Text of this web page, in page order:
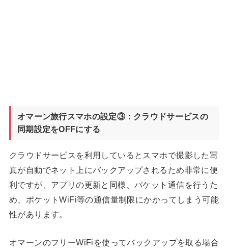
オマーン旅行スマホの設定③：クラウドサービスの
同期設定をOFFにする
クラウドサービスを利用しているとスマホで撮影した写
真が自動でネット上にバックアップされるため非常に便
利ですが、アプリの更新と同様、パケット通信を行うた
め、ポケットWiFi等の通信量制限にかかってしまう可能
性があります。
オマーンのフリーWiFiを使ってバックアップを取る場合